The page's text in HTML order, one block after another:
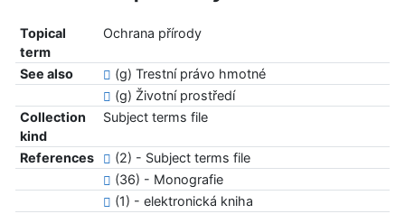
Topical
term
Ochrana přírody
See also
(g) Trestní právo hmotné
(g) Životní prostředí
Collection
kind
Subject terms file
References
(2) - Subject terms file
(36) - Monografie
(1) - elektronická kniha